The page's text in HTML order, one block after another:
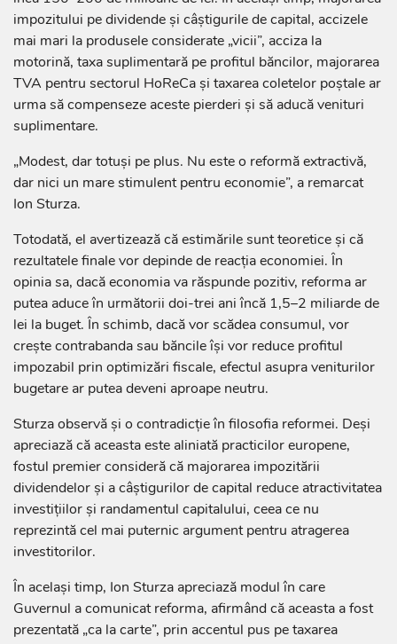
impozitului pe dividende și câștigurile de capital, accizele
mai mari la produsele considerate „vicii”, acciza la
motorină, taxa suplimentară pe profitul băncilor, majorarea
TVA pentru sectorul HoReCa și taxarea coletelor poștale ar
urma să compenseze aceste pierderi și să aducă venituri
suplimentare.
„Modest, dar totuși pe plus. Nu este o reformă extractivă,
dar nici un mare stimulent pentru economie”, a remarcat
Ion Sturza.
Totodată, el avertizează că estimările sunt teoretice și că
rezultatele finale vor depinde de reacția economiei. În
opinia sa, dacă economia va răspunde pozitiv, reforma ar
putea aduce în următorii doi-trei ani încă 1,5–2 miliarde de
lei la buget. În schimb, dacă vor scădea consumul, vor
crește contrabanda sau băncile își vor reduce profitul
impozabil prin optimizări fiscale, efectul asupra veniturilor
bugetare ar putea deveni aproape neutru.
Sturza observă și o contradicție în filosofia reformei. Deși
apreciază că aceasta este aliniată practicilor europene,
fostul premier consideră că majorarea impozitării
dividendelor și a câștigurilor de capital reduce atractivitatea
investițiilor și randamentul capitalului, ceea ce nu
reprezintă cel mai puternic argument pentru atragerea
investitorilor.
În același timp, Ion Sturza apreciază modul în care
Guvernul a comunicat reforma, afirmând că aceasta a fost
prezentată „ca la carte”, prin accentul pus pe taxarea